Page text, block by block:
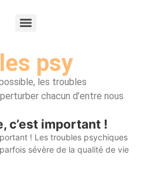
psy
les troubles
chacun d’entre nous
c’est important !
! Les troubles psychiques
sévère de la qualité de vie